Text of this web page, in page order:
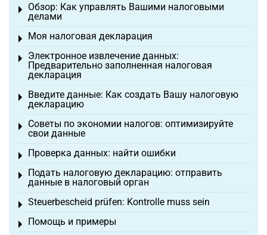
Обзор: Как управлять Вашими налоговыми
делами
Toggle menu
Моя налоговая декларация
Toggle menu
Электронное извлечение данных:
Предварительно заполненная налоговая
декларация
Toggle menu
Введите данные: Как создать Вашу налоговую
декларацию
Toggle menu
Советы по экономии налогов: оптимизируйте
свои данные
Toggle menu
Проверка данных: найти ошибки
Toggle menu
Подать налоговую декларацию: отправить
данные в налоговый орган
Toggle menu
Steuerbescheid prüfen: Kontrolle muss sein
Toggle menu
Помощь и примеры
Toggle menu